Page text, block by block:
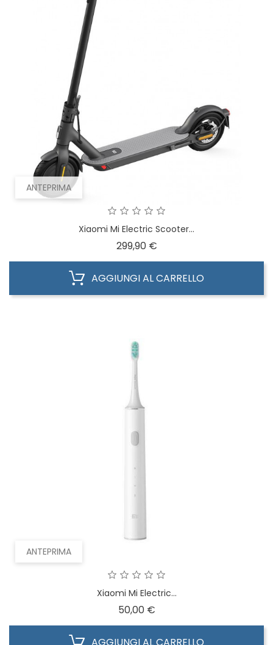
ANTEPRIMA
Xiaomi Mi Electric Scooter...
299,90 €Prezzo
AGGIUNGI AL CARRELLO
ANTEPRIMA
Xiaomi Mi Electric...
50,00 €Prezzo